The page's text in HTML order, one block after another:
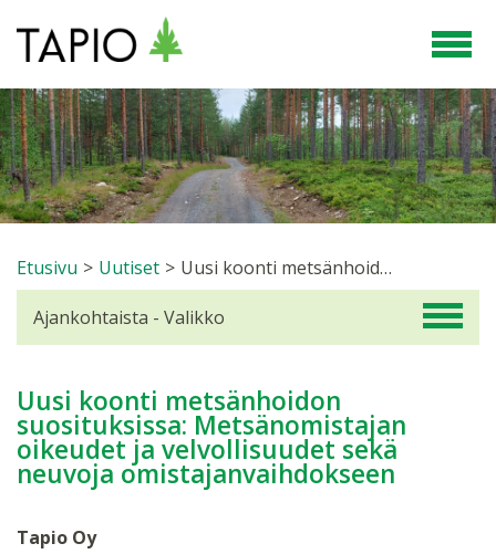
Etusivu > Uutiset > Uusi koonti metsänhoidon suosituksissa: Metsänomistajan oikeudet ja velvollisuudet sekä neuvoja omistajanvaihdokseen
Uusi koonti metsänhoidon
suosituksissa: Metsänomistajan
oikeudet ja velvollisuudet sekä
neuvoja omistajanvaihdokseen
Tapio Oy
Ajankohtaista - Valikko